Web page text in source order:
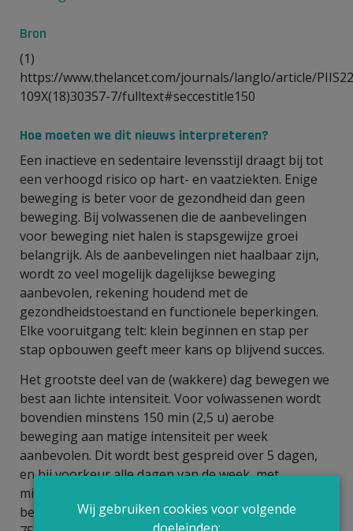
Bron
(1)
https://www.thelancet.com/journals/langlo/article/
109X(18)30357-7/fulltext#seccestitle150
Hoe moeten we dit nieuws interpreteren?
Een inactieve en sedentaire levensstijl draagt bij tot
een verhoogd risico op hart- en vaatziekten. Enige
beweging is beter voor de gezondheid dan geen
beweging. Bij volwassenen die de aanbevelingen
voor beweging niet halen is stapsgewijze groei
belangrijk. Als de aanbevelingen niet haalbaar zijn,
wordt zo veel mogelijk dagelijkse beweging
aanbevolen, rekening houdend met de
gezondheidstoestand en functionele beperkingen.
Elke vooruitgang telt: klein beginnen en stap per
stap opbouwen geeft meer kans op blijvend succes.
Het grootste deel van de (wakkere) dag bewegen we
best aan lichte intensiteit. Voor volwassenen wordt
bovendien minstens 150 min (2,5 u) aerobe
beweging aan matige intensiteit per week
aanbevolen. Dit wordt best gespreid over 5 dagen,
en bij voorkeur alle dagen van de week, met
minstens 30 min per dag. Volwassenen die willen
bewegen aan hoge intensiteit kunnen kiezen voor
Wij gebruiken cookies voor volgende